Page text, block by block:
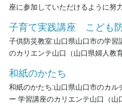
座に参加していただけるように努
子育て実践講座 こども
子供防災教室:山口県山口市の学
のカリエンテ山口（山口県婦人教
和紙のかたち
和紙のかたち:山口県山口市のカ
ー 学習講座のカリエンテ山口（